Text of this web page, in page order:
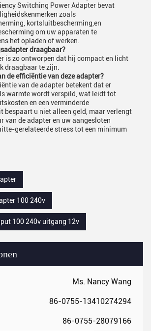
Ms. Nancy Wang
86-0755-13410274294
86-0755-28079166
Switching Power Adapter bevat
zoals
kortsluitbescherming,en
om uw apparaten te
het opladen of werken.
draagbaar?
is zo ontworpen dat hij compact en licht
draagbaar te zijn.
de efficiëntie van deze adapter?
van de adapter betekent dat er
warmte wordt verspild, wat leidt tot
en een verminderde
bespaart u niet alleen geld, maar verlengt
van de adapter en uw aangesloten
gerelateerde stress tot een minimum
100 240v
100 240v uitgang 12v